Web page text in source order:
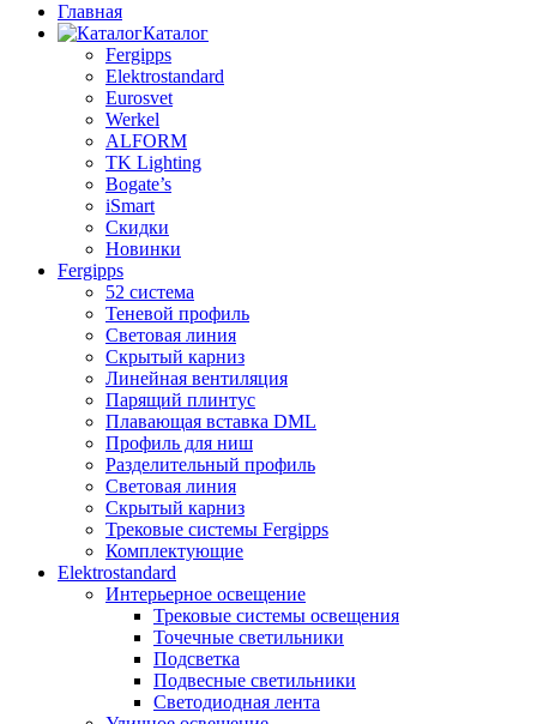
Главная
Каталог
Fergipps
Elektrostandard
Eurosvet
Werkel
ALFORM
TK Lighting
Bogate’s
iSmart
Скидки
Новинки
Fergipps
52 система
Теневой профиль
Световая линия
Скрытый карниз
Линейная вентиляция
Парящий плинтус
Плавающая вставка DML
Профиль для ниш
Разделительный профиль
Световая линия
Скрытый карниз
Трековые системы Fergipps
Комплектующие
Elektrostandard
Интерьерное освещение
Трековые системы освещения
Точечные светильники
Подсветка
Подвесные светильники
Светодиодная лента